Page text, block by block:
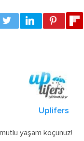
Uplifers
yaşam koçunuz!